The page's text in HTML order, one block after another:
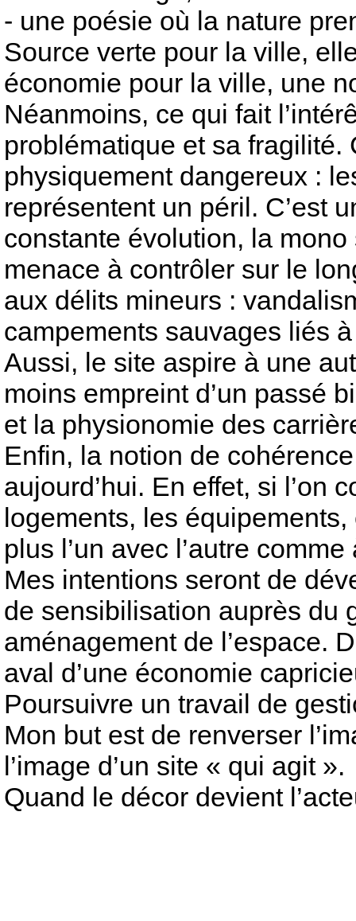
- une poésie où la nature
Source verte pour la ville,
économie pour la ville, une
Néanmoins, ce qui fait
problématique et sa fragilité.
physiquement dangereux :
représentent un péril. C’est
constante évolution, la
menace à contrôler sur le
aux délits mineurs :
campements sauvages liés
Aussi, le site aspire à une
moins empreint d’un passé
et la physionomie des
Enfin, la notion de
aujourd’hui. En effet, si l’on
logements, les
plus l’un avec l’autre
Mes intentions seront de
de sensibilisation auprès du
aménagement de l’espace.
aval d’une économie
Poursuivre un travail de
Mon but est de renverser
l’image d’un site « qui agit ».
Quand le décor devient